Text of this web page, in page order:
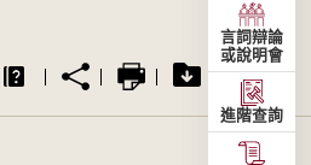
言詞辯論
或說明會
進階查詢